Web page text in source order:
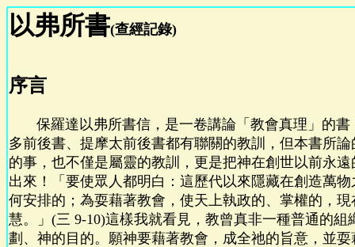
以弗所書(查經記錄)
序言
保羅達以弗所書信，是一卷講論「教會真理」的書
多前後書、提摩太前後書都有聯關的教訓，但本書所
的事，也不僅是屬靈的教訓，更是把神在創世以前永
出來！「要使眾人都明白：這歷代以來隱藏在創造萬
何安排的；為耍藉著教會，使天上執政的、掌權的，
慧。」(三 9-10)這樣我就看見，教曾真非一種普通的組
劃、神的目的。願神要藉著教會，成全祂的旨意，並